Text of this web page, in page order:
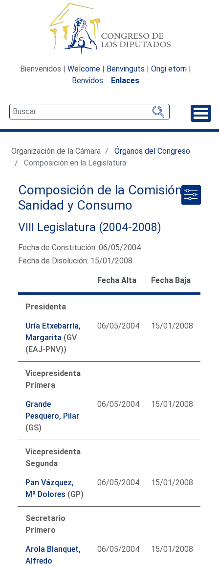
Bienvenidos | Welcome | Benvinguts | Ongi etorri |
Benvidos
Enlaces
Organización de la Cámara
Órganos del Congreso
Composición en la Legislatura
Composición de la Comisión de
Sanidad y Consumo
VIII Legislatura (2004-2008)
Fecha de Constitución: 06/05/2004
Fecha de Disolución: 15/01/2008
Fecha Alta Fecha Baja
Presidenta
Uría Etxebarría,
Margarita (GV
(EAJ-PNV))
06/05/2004 15/01/2008
Vicepresidenta
Primera
Grande
Pesquero, Pilar
(GS)
06/05/2004 15/01/2008
Vicepresidenta
Segunda
Pan Vázquez,
Mª Dolores (GP)
06/05/2004 15/01/2008
Secretario
Primero
Arola Blanquet,
Alfredo
06/05/2004 15/01/2008